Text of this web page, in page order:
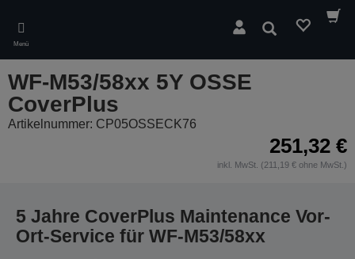
main
content
Menü
Suchen
WF-M53/58xx 5Y OSSE
CoverPlus
Artikelnummer: CP05OSSECK76
251,32 €
inkl. MwSt. (211,19 € ohne MwSt.)
5 Jahre CoverPlus Maintenance Vor-
Ort-Service für WF-M53/58xx